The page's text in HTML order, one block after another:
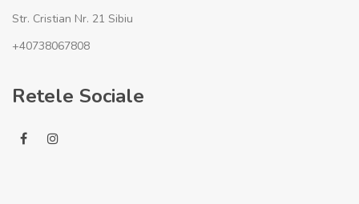
Str. Cristian Nr. 21 Sibiu
+40738067808
Retele Sociale